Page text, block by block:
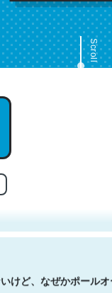
Scroll
バーなんだろうなと
き。Let’s Fucking
by ラーズ・ヌートバー
けど、なぜかポール